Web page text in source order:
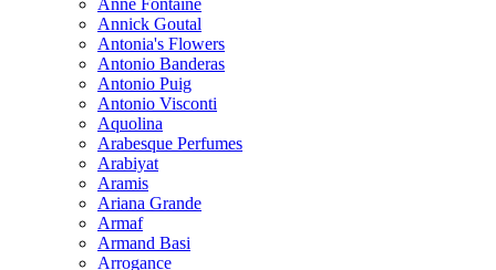
Anne Fontaine
Annick Goutal
Antonia's Flowers
Antonio Banderas
Antonio Puig
Antonio Visconti
Aquolina
Arabesque Perfumes
Arabiyat
Aramis
Ariana Grande
Armaf
Armand Basi
Arrogance